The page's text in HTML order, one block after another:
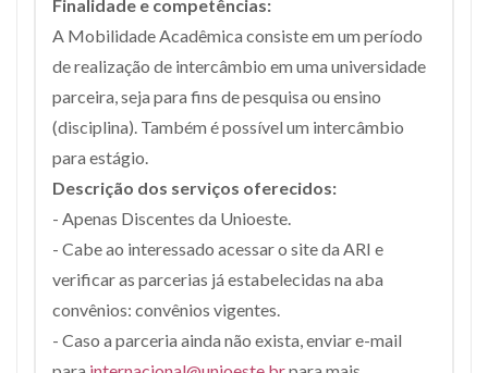
Finalidade e competências:
A Mobilidade Acadêmica consiste em um período
de realização de intercâmbio em uma universidade
parceira, seja para fins de pesquisa ou ensino
(disciplina). Também é possível um intercâmbio
para estágio.
Descrição dos serviços oferecidos:
- Apenas Discentes da Unioeste.
- Cabe ao interessado acessar o site da ARI e
verificar as parcerias já estabelecidas na aba
convênios: convênios vigentes.
- Caso a parceria ainda não exista, enviar e-mail